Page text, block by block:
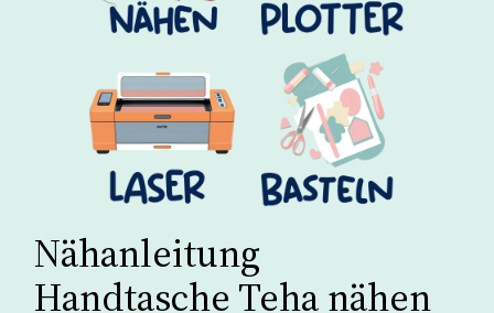
Nähanleitung
Handtasche Teha nähen